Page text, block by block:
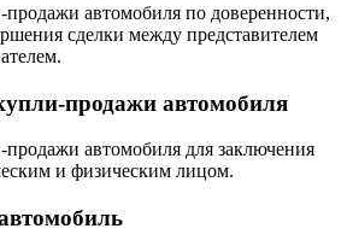
продажи автомобиля по доверенности,
сделки между представителем
продажи автомобиля
продажи автомобиля для заключения
и физическим лицом.